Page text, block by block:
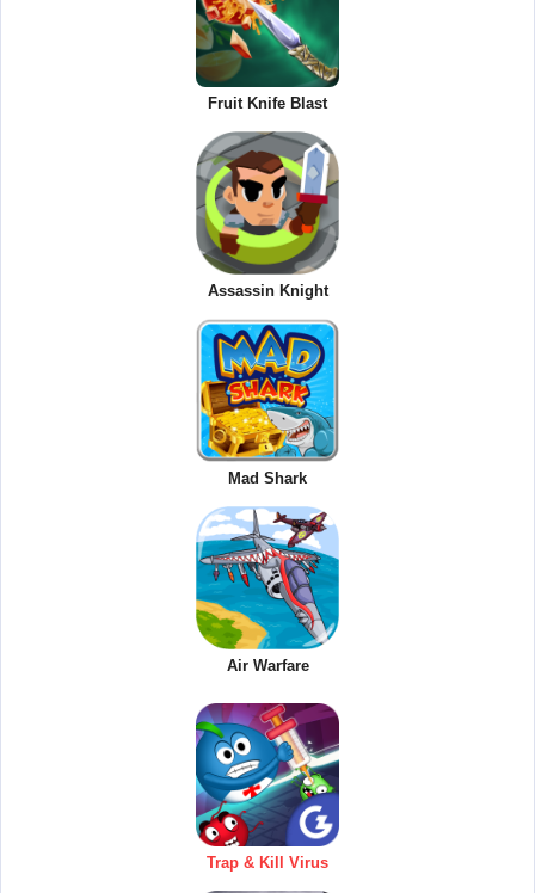
Fruit Knife Blast
Assassin Knight
Mad Shark
Air Warfare
Trap & Kill Virus